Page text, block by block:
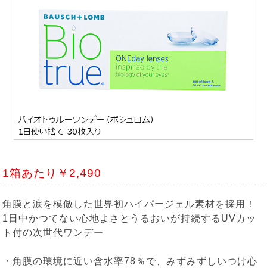
1箱あたり￥2,490
角膜と涙を模倣した世界初ハイパージェル素材を採用！
1日中かつてない心地よさとうるおいが持続するUVカッ
ト付の次世代ワンデー
・角膜の環境に近い含水率78％で、みずみずしいつけ心